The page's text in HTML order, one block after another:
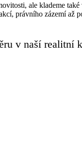
ale klademe
právního zázemí až
v naší realitní